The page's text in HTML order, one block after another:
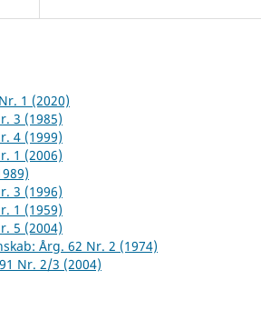
1 (2020)
3 (1985)
4 (1999)
1 (2006)
3 (1996)
1 (1959)
5 (2004)
Årg. 62 Nr. 2 (1974)
Nr. 2/3 (2004)